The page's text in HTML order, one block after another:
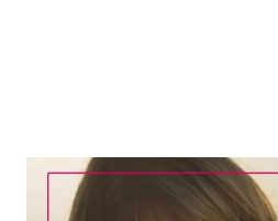
News Spettacolo